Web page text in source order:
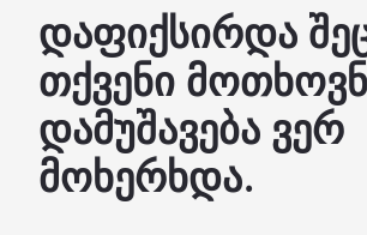
დაფიქსირდა
თქვენი
დამუშავება ვერ
მოხერხდა.